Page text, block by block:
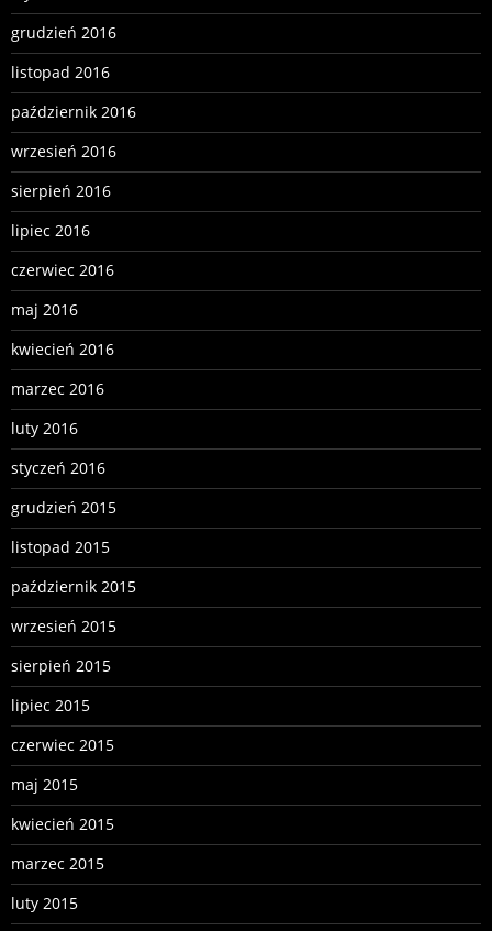
grudzień 2016
listopad 2016
październik 2016
wrzesień 2016
sierpień 2016
lipiec 2016
czerwiec 2016
maj 2016
kwiecień 2016
marzec 2016
luty 2016
styczeń 2016
grudzień 2015
listopad 2015
październik 2015
wrzesień 2015
sierpień 2015
lipiec 2015
czerwiec 2015
maj 2015
kwiecień 2015
marzec 2015
luty 2015